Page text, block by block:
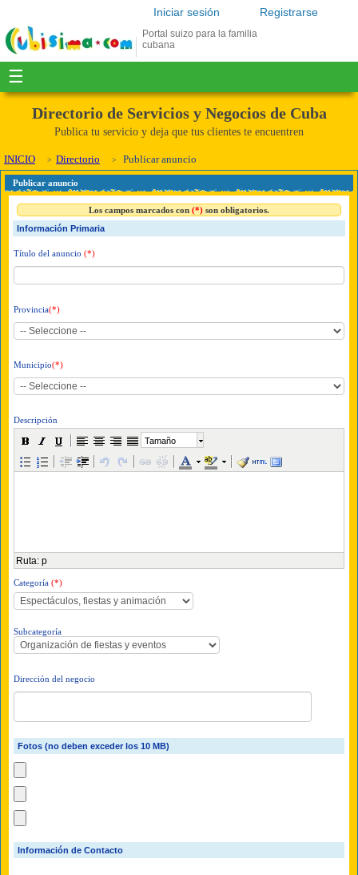
Registrarse
Iniciar sesión
Portal suizo para la familia
cubana
☰
Directorio de Servicios y Negocios de Cuba
Publica tu servicio y deja que tus clientes te encuentren
INICIO Directorio Publicar anuncio
Publicar anuncio
Los campos marcados con (*) son obligatorios.
Información Primaria
Título del anuncio (*)
Provincia(*)
Municipio(*)
Descripción
Tamaño
Ruta: p
Categoría (*)
Subcategoría
Dirección del negocio
Fotos (no deben exceder los 10 MB)
Información de Contacto